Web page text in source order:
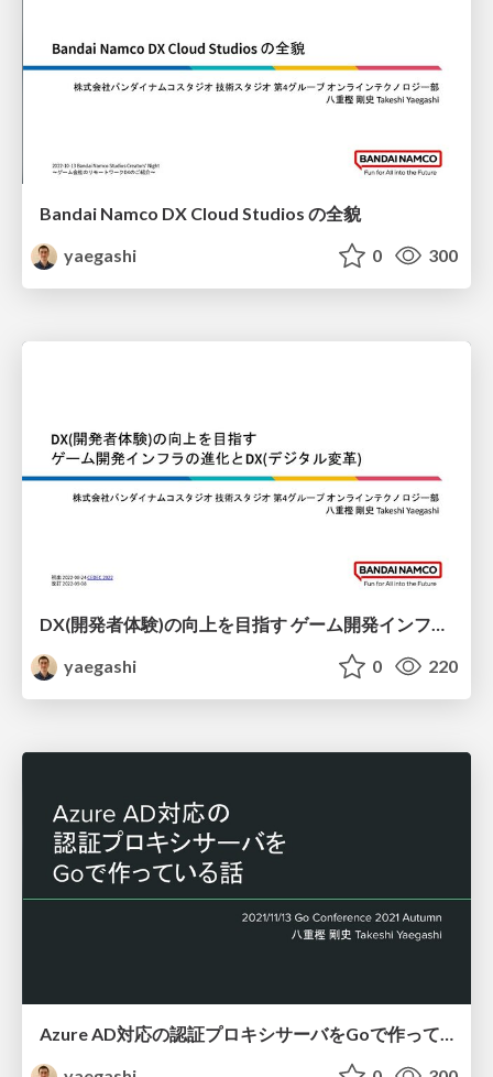
Bandai Namco DX Cloud Studios の全貌
yaegashi
0 300
DX(開発者体験)の向上を目指す ゲーム開発インフラの進化とDX(デジタル変革)
yaegashi
0 220
Azure AD対応の認証プロキシサーバをGoで作っている話